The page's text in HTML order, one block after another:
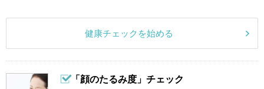
健康チェックを始める
「顔のたるみ度」チェック